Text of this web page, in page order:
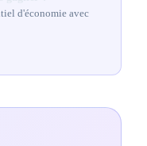
d'économie avec